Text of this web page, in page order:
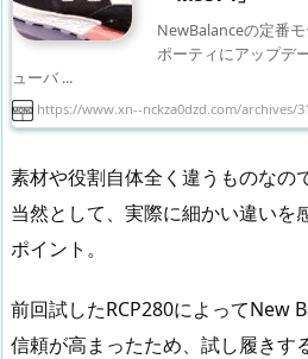
NewBalanceの定番
ポーティにアップデ
ューバ ...
https://www.xn--nckza0dzd.com/archives/
素材や役割自体全く違うものなの
当然として、実際に細かい違いを
ポイント。
前回試したRCP280によってNew
信頼が高まったため、試し履きす